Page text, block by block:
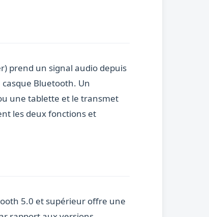
prend un signal audio depuis
Bluetooth. Un
une tablette et le transmet
les deux fonctions et
5.0 et supérieur offre une